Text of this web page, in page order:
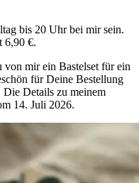
bis 20 Uhr bei mir sein.
6,90 €.
mir ein Bastelset für ein
für Deine Bestellung
Details zu meinem
14. Juli 2026.